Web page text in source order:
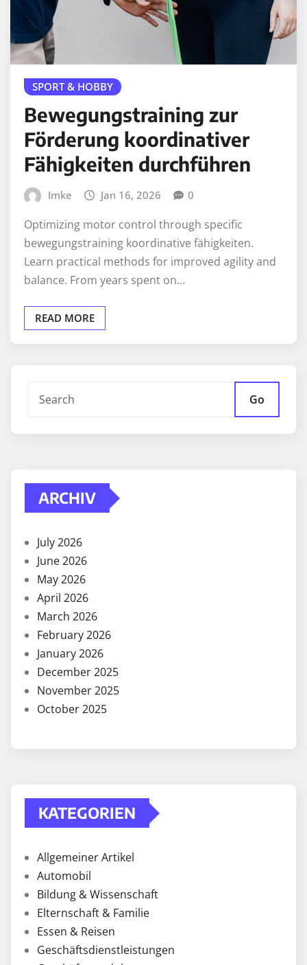
SPORT & HOBBY
Bewegungstraining zur
Förderung koordinativer
Fähigkeiten durchführen
Imke Jan 16, 2026 0
Optimizing motor control through specific
bewegungstraining koordinative fähigkeiten.
Learn practical methods for improved agility and
balance. From years spent on…
READ MORE
Go
ARCHIV
July 2026
June 2026
May 2026
April 2026
March 2026
February 2026
January 2026
December 2025
November 2025
October 2025
KATEGORIEN
Allgemeiner Artikel
Automobil
Bildung & Wissenschaft
Elternschaft & Familie
Essen & Reisen
Geschäftsdienstleistungen